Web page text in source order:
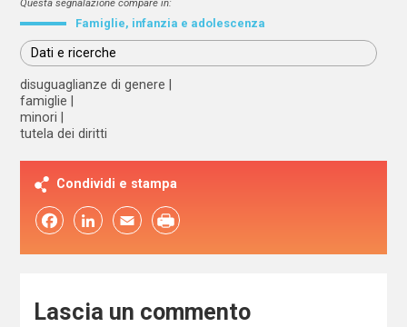
Famiglie, infanzia e adolescenza
Dati e ricerche
disuguaglianze di genere
famiglie
minori
tutela dei diritti
Condividi e stampa
FacebookLinkedIn Email
Lascia un commento